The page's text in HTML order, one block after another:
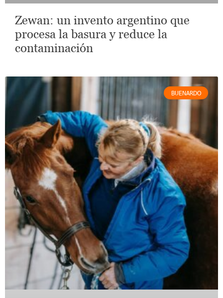
Zewan: un invento argentino que
procesa la basura y reduce la
contaminación
BUENARDO